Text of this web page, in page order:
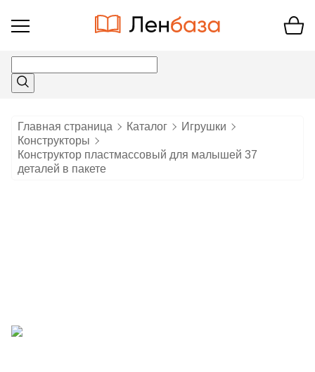
Открыть
Главная страница Каталог
Игрушки
Конструкторы
Конструктор пластмассовый для малышей 37
деталей в пакете